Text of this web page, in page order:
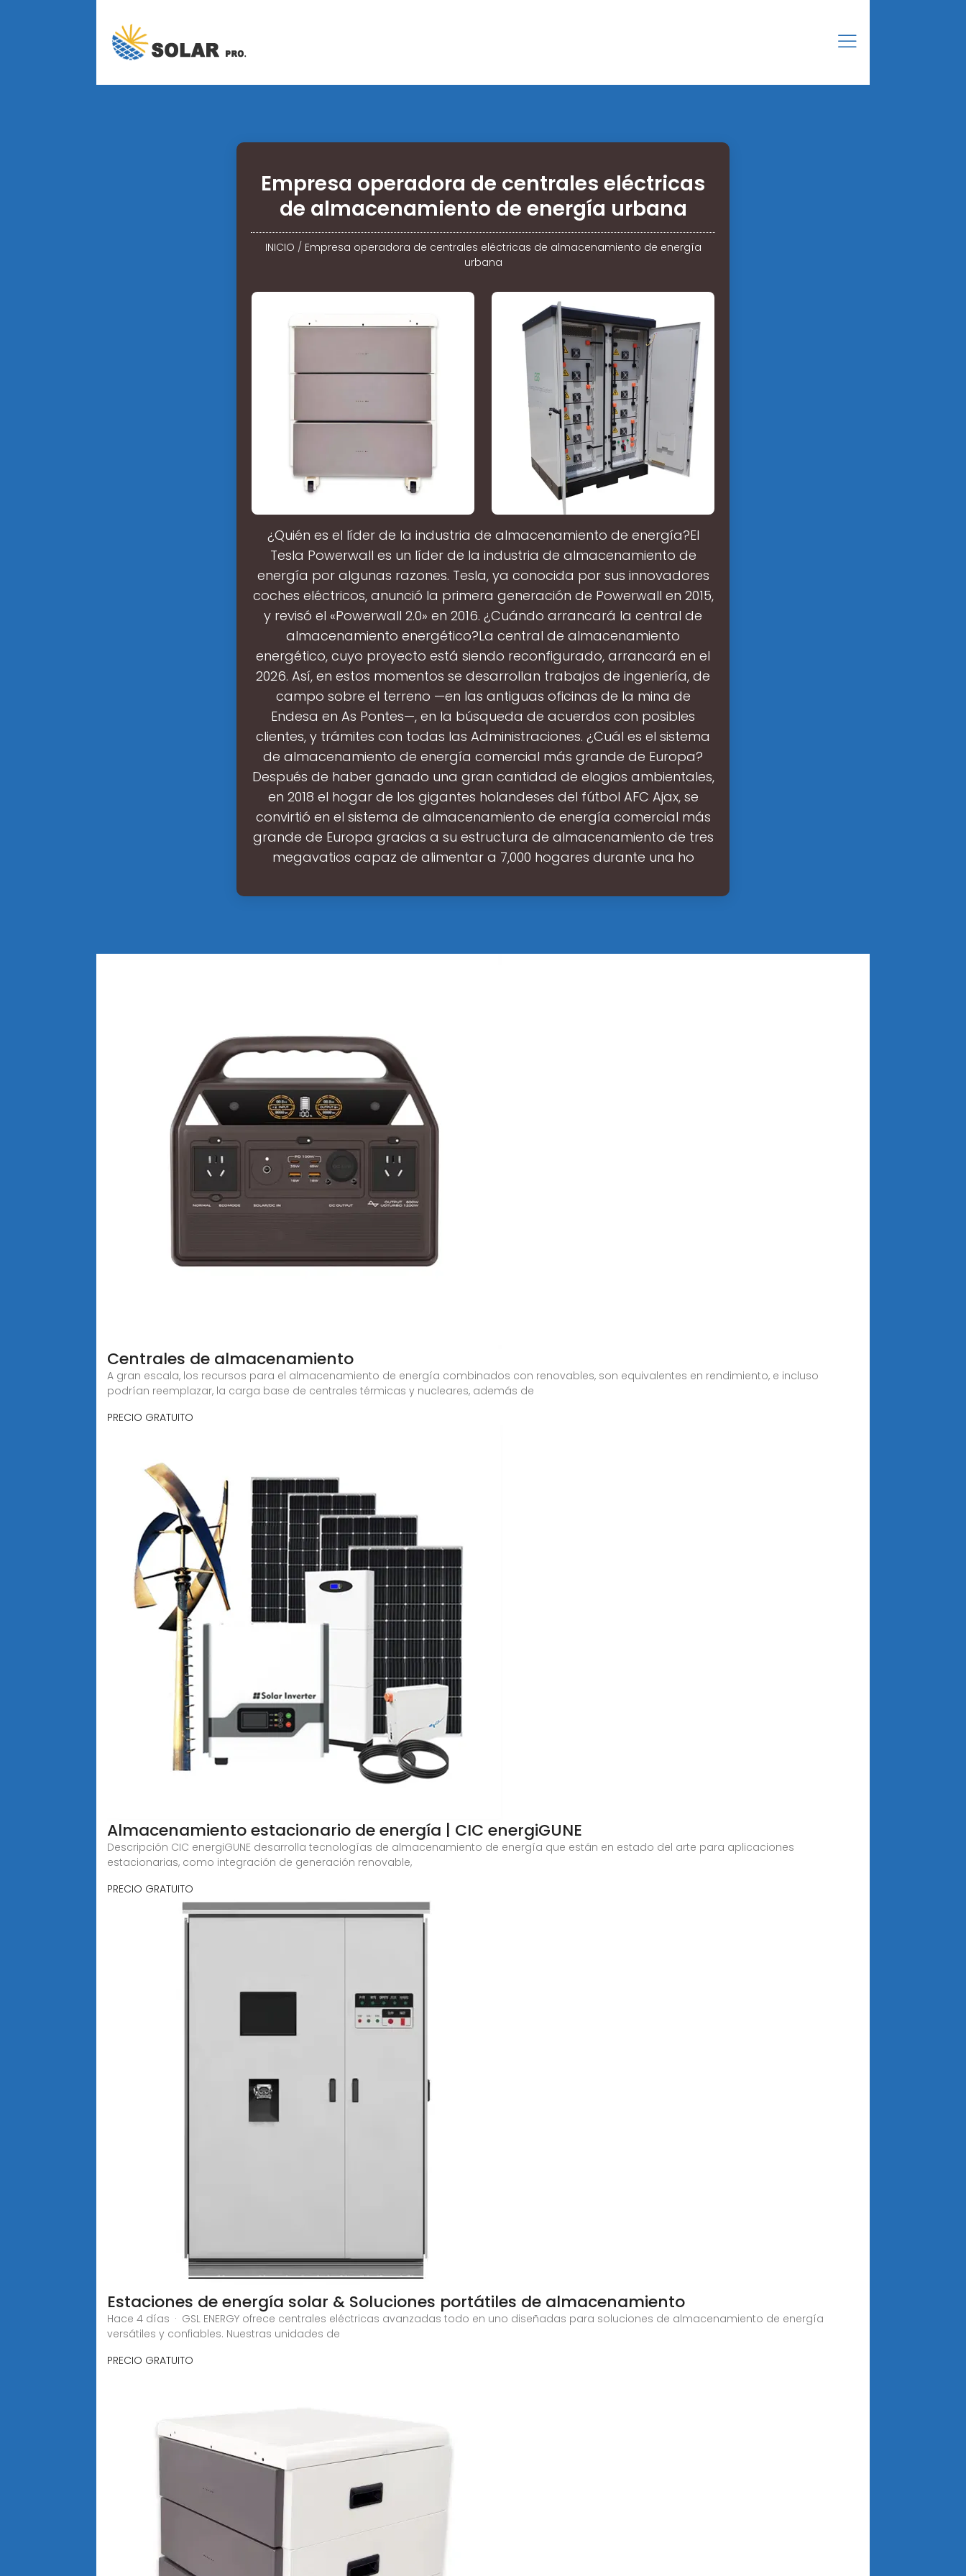
Empresa operadora de centrales eléctricas
de almacenamiento de energía urbana
INICIO / Empresa operadora de centrales eléctricas de almacenamiento de energía
urbana
¿Quién es el líder de la industria de almacenamiento de energía?El
Tesla Powerwall es un líder de la industria de almacenamiento de
energía por algunas razones. Tesla, ya conocida por sus innovadores
coches eléctricos, anunció la primera generación de Powerwall en 2015,
y revisó el «Powerwall 2.0» en 2016. ¿Cuándo arrancará la central de
almacenamiento energético?La central de almacenamiento
energético, cuyo proyecto está siendo reconfigurado, arrancará en el
2026. Así, en estos momentos se desarrollan trabajos de ingeniería, de
campo sobre el terreno —en las antiguas oficinas de la mina de
Endesa en As Pontes—, en la búsqueda de acuerdos con posibles
clientes, y trámites con todas las Administraciones. ¿Cuál es el sistema
de almacenamiento de energía comercial más grande de Europa?
Después de haber ganado una gran cantidad de elogios ambientales,
en 2018 el hogar de los gigantes holandeses del fútbol AFC Ajax, se
convirtió en el sistema de almacenamiento de energía comercial más
grande de Europa gracias a su estructura de almacenamiento de tres
megavatios capaz de alimentar a 7,000 hogares durante una ho
Centrales de almacenamiento
A gran escala, los recursos para el almacenamiento de energía combinados con renovables, son equivalentes en rendimiento, e incluso
podrían reemplazar, la carga base de centrales térmicas y nucleares, además de
PRECIO GRATUITO
Almacenamiento estacionario de energía | CIC energiGUNE
Descripción CIC energiGUNE desarrolla tecnologías de almacenamiento de energía que están en estado del arte para aplicaciones
estacionarias, como integración de generación renovable,
PRECIO GRATUITO
Estaciones de energía solar & Soluciones portátiles de almacenamiento
Hace 4 días · GSL ENERGY ofrece centrales eléctricas avanzadas todo en uno diseñadas para soluciones de almacenamiento de energía
versátiles y confiables. Nuestras unidades de
PRECIO GRATUITO